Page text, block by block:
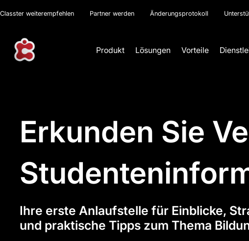
Classter weiterempfehlen Partner werden Änderungsprotokoll
Produkt Lösungen Vorteile
Erkunden Sie
Ihre erste Anlaufstelle für Einblicke,
und praktische Tipps zum Thema